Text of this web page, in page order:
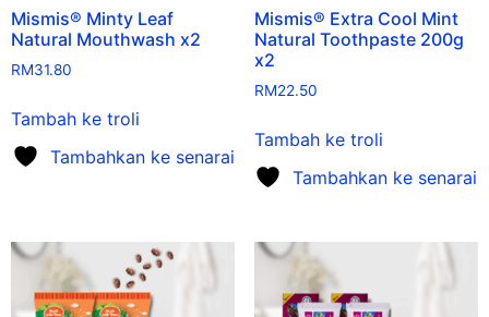
Mismis® Minty Leaf
Natural Mouthwash x2
RM31.80
Tambah ke troli
Tambahkan ke senarai
Mismis® Extra Cool Mint
Natural Toothpaste 200g
x2
RM22.50
Tambah ke troli
Tambahkan ke senarai